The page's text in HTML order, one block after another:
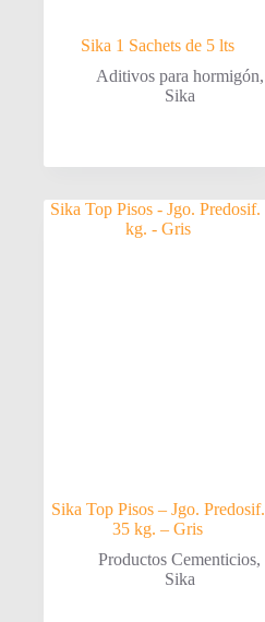
Sika 1 Sachets de 5 lts
Aditivos para hormigón,
Sika
Sika Top Pisos – Jgo. Predosif.
35 kg. – Gris
Productos Cementicios,
Sika